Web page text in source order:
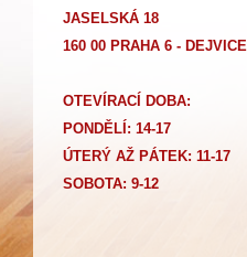
JASELSKÁ 18
160 00 PRAHA 6 - DEJVICE
OTEVÍRACÍ DOBA:
PONDĚLÍ: 14-17
ÚTERÝ AŽ PÁTEK: 11-17
SOBOTA: 9-12